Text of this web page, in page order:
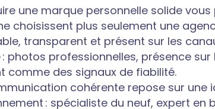
une marque personnelle solide vous
choisissent plus seulement une
transparent et présent sur les
: photos professionnelles, présence
comme des signaux de fiabilité.
cohérente repose sur une
: spécialiste du neuf, expert